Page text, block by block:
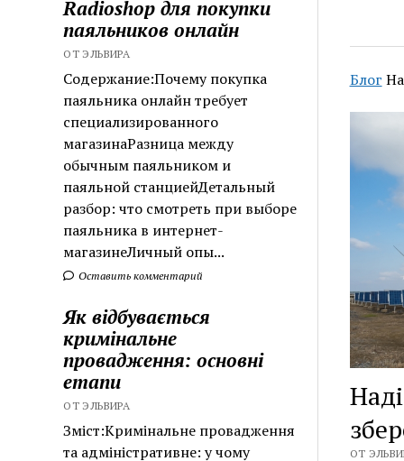
Radioshop для покупки
паяльников онлайн
ОТ ЭЛЬВИРА
Содержание:Почему покупка
паяльника онлайн требует
специализированного
магазинаРазница между
обычным паяльником и
паяльной станциейДетальный
разбор: что смотреть при выборе
паяльника в интернет-
магазинеЛичный опы...
Оставить комментарий
Як відбувається
кримінальне
провадження: основні
етапи
ОТ ЭЛЬВИРА
Зміст:Кримінальне провадження
та адміністративне: у чому
Блог
ОТ